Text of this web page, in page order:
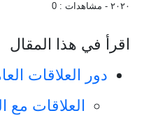
٢٠٢٠ - مشاهدات : 0
اقرأ في هذا المقال
دور العلاقات
العلاقات مع